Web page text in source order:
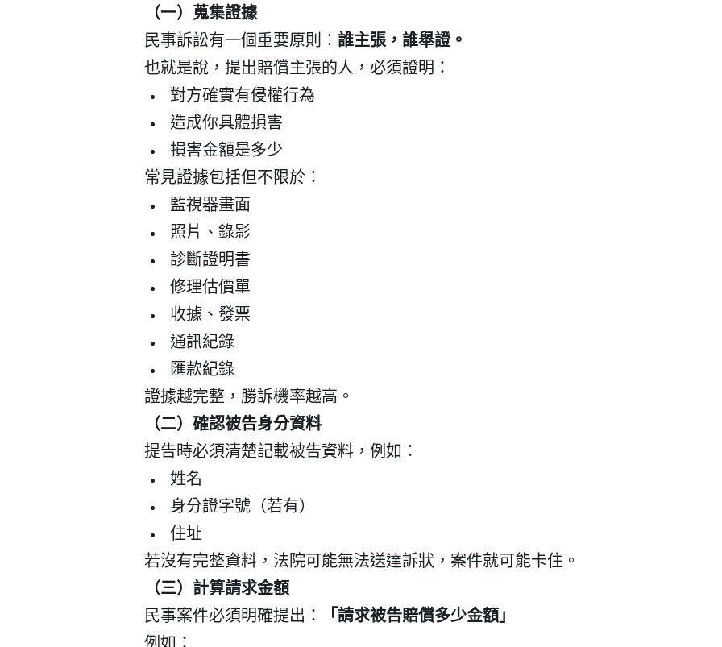
（一）蒐集證據
民事訴訟有一個重要原則： 誰主張，誰舉證。
也就是說，提出賠償主張的人，必須證明：
對方確實有侵權行為
造成你具體損害
損害金額是多少
常見證據包括但不限於：
監視器畫面
照片、錄影
診斷證明書
修理估價單
收據、發票
通訊紀錄
匯款紀錄
證據越完整，勝訴機率越高。
（二）確認被告身分資料
提告時必須清楚記載被告資料，例如：
姓名
身分證字號（若有）
住址
若沒有完整資料，法院可能無法送達訴狀，案件就可能卡住。
（三）計算請求金額
民事案件必須明確提出：
「請求被告賠償多少金額」
例如：